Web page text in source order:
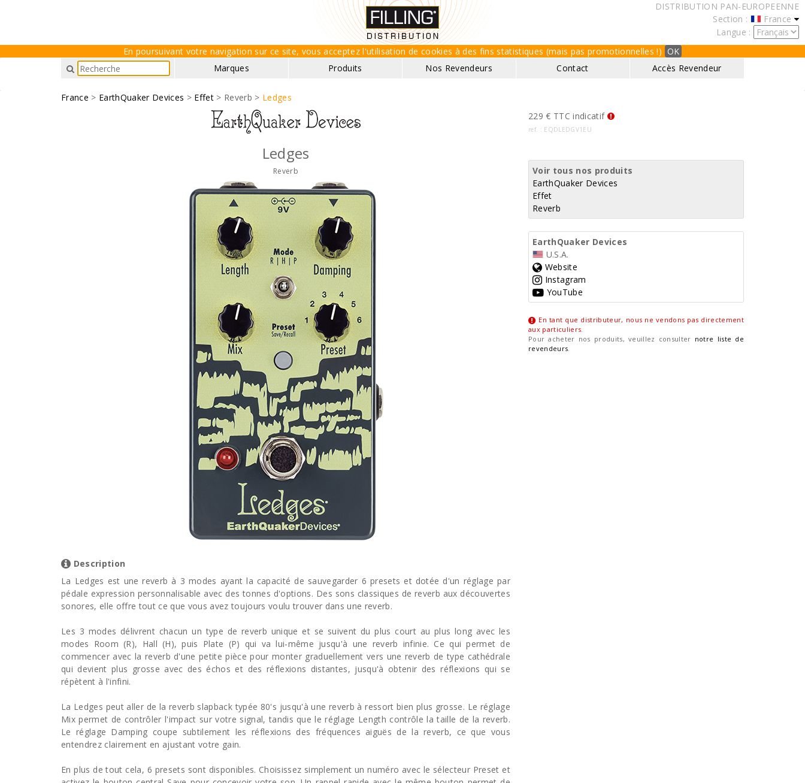
DISTRIBUTION PAN-EUROPEENNE
Section :
France
Langue :
En poursuivant votre navigation sur ce site, vous acceptez l'utilisation de cookies à des fins statistiques (mais pas promotionnelles !) OK
Marques
Produits Nos Revendeurs Contact Accès Revendeur
France > EarthQuaker Devices > Effet > Reverb > Ledges
Ledges
Reverb
Description
La Ledges est une reverb à 3 modes ayant la capacité de sauvegarder 6 presets et dotée d'un réglage par
pédale expression personnalisable avec des tonnes d'options. Des sons classiques de reverb aux découvertes
sonores, elle offre tout ce que vous avez toujours voulu trouver dans une reverb.
Les 3 modes délivrent chacun un type de reverb unique et se suivent du plus court au plus long avec les
modes Room (R), Hall (H), puis Plate (P) qui va lui-même jusqu'à une reverb infinie. Ce qui permet de
commencer avec la reverb d'une petite pièce pour monter graduellement vers une reverb de type cathédrale
qui devient plus grosse avec des échos et des réflexions distantes, jusqu'à obtenir des réflexions qui se
répètent à l'infini.
La Ledges peut aller de la reverb slapback typée 80's jusqu'à une reverb à ressort bien plus grosse. Le réglage
Mix permet de contrôler l'impact sur votre signal, tandis que le réglage Length contrôle la taille de la reverb.
Le réglage Damping coupe subtilement les réflexions des fréquences aiguës de la reverb, ce que vous
entendrez clairement en ajustant votre gain.
En plus de tout cela, 6 presets sont disponibles. Choisissez simplement un numéro avec le sélecteur Preset et
229 € TTC indicatif
ref. : EQDLEDGV1EU
Voir tous nos produits
EarthQuaker Devices
Effet
Reverb
EarthQuaker Devices
U.S.A.
Website
Instagram
YouTube
En tant que distributeur, nous ne vendons pas directement
aux particuliers.
Pour acheter nos produits, veuillez consulter notre liste de
revendeurs.